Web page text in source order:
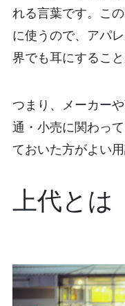
れる言葉です。こ
に使うので、アパ
界でも耳にすること
つまり、メーカー
通・小売に関わっ
ておいた方がよい
上代とは